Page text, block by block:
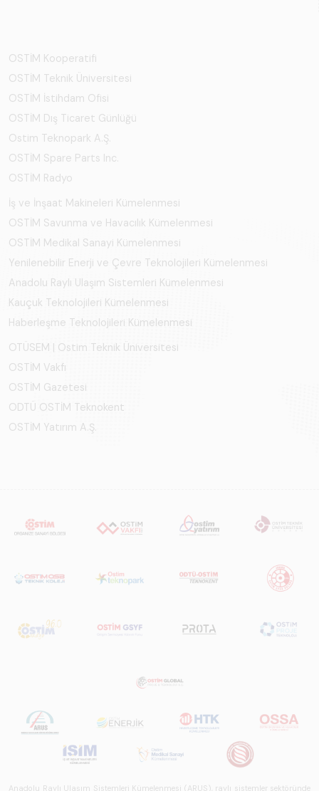
OSTİM Kooperatifi
OSTİM Teknik Üniversitesi
OSTİM İstihdam Ofisi
OSTİM Dış Ticaret Günlüğü
Ostim Teknopark A.Ş.
OSTİM Spare Parts Inc.
OSTİM Radyo
İş ve İnşaat Makineleri Kümelenmesi
OSTİM Savunma ve Havacılık Kümelenmesi
OSTİM Medikal Sanayi Kümelenmesi
Yenilenebilir Enerji ve Çevre Teknolojileri Kümelenmesi
Anadolu Raylı Ulaşım Sistemleri Kümelenmesi
Kauçuk Teknolojileri Kümelenmesi
Haberleşme Teknolojileri Kümelenmesi
OTÜSEM | Ostim Teknik Üniversitesi
OSTİM Vakfı
OSTİM Gazetesi
ODTÜ OSTİM Teknokent
OSTİM Yatırım A.Ş.
Anadolu Raylı Ulaşım Sistemleri Kümelenmesi (ARUS), raylı sistemler sektöründe